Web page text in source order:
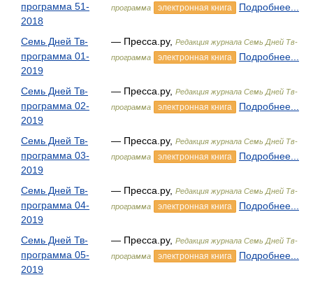
программа 51-
2018
программа
электронная книга Подробнее...
Семь Дней Тв-
программа 01-
2019
— Пресса.ру, Редакция журнала Семь Дней Тв-
программа
электронная книга Подробнее...
Семь Дней Тв-
программа 02-
2019
— Пресса.ру, Редакция журнала Семь Дней Тв-
программа
электронная книга Подробнее...
Семь Дней Тв-
программа 03-
2019
— Пресса.ру, Редакция журнала Семь Дней Тв-
программа
электронная книга Подробнее...
Семь Дней Тв-
программа 04-
2019
— Пресса.ру, Редакция журнала Семь Дней Тв-
программа
электронная книга Подробнее...
Семь Дней Тв-
программа 05-
2019
— Пресса.ру, Редакция журнала Семь Дней Тв-
программа
электронная книга Подробнее...